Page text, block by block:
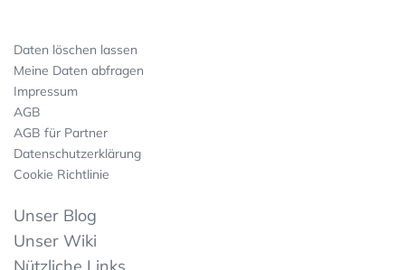
Daten löschen lassen
Meine Daten abfragen
Impressum
AGB
AGB für Partner
Datenschutzerklärung
Cookie Richtlinie
Unser Blog
Unser Wiki